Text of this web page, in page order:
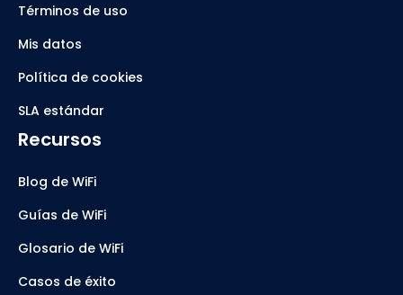
Términos de uso
Mis datos
Política de cookies
SLA estándar
Recursos
Blog de WiFi
Guías de WiFi
Glosario de WiFi
Casos de éxito